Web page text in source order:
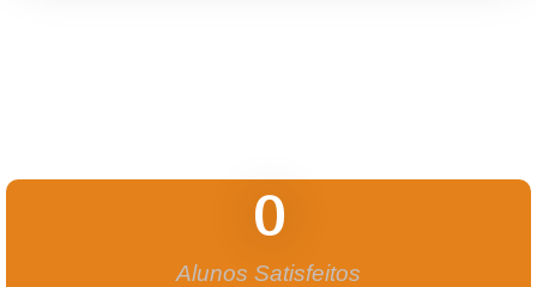
Alunos Satisfeitos
0